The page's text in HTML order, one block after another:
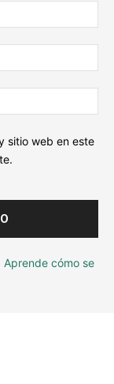
sitio web en este
Aprende cómo se